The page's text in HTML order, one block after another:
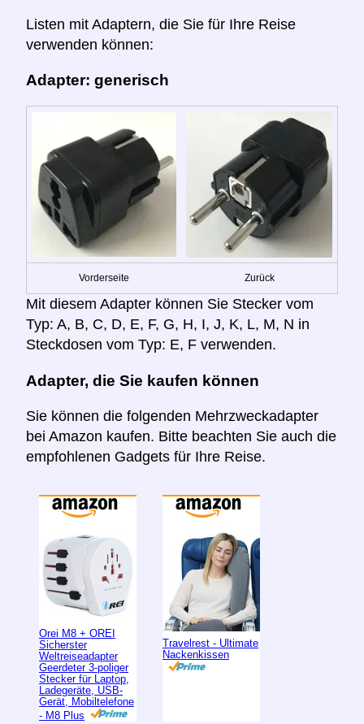
Listen mit Adaptern, die Sie für Ihre Reise
verwenden können:
Adapter: generisch
Vorderseite Zurück
Mit diesem Adapter können Sie Stecker vom
Typ: A, B, C, D, E, F, G, H, I, J, K, L, M, N in
Steckdosen vom Typ: E, F verwenden.
Adapter, die Sie kaufen können
Sie können die folgenden Mehrzweckadapter
bei Amazon kaufen. Bitte beachten Sie auch die
empfohlenen Gadgets für Ihre Reise.
Orei M8 + OREI
Sicherster
Weltreiseadapter
Geerdeter 3-poliger
Stecker für Laptop,
Ladegeräte, USB-
Gerät, Mobiltelefone
- M8 Plus
Travelrest - Ultimate
Nackenkissen